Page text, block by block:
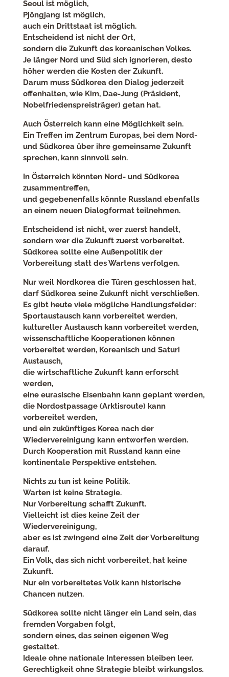
Seoul ist möglich,
Pjöngjang ist möglich,
auch ein Drittstaat ist möglich.
Entscheidend ist nicht der Ort,
sondern die Zukunft des koreanischen Volkes.
Je länger Nord und Süd sich ignorieren, desto
höher werden die Kosten der Zukunft.
Darum muss Südkorea den Dialog jederzeit
offenhalten, wie Kim, Dae-Jung (Präsident,
Nobelfriedenspreisträger) getan hat.
Auch Österreich kann eine Möglichkeit sein.
Ein Treffen im Zentrum Europas, bei dem Nord-
und Südkorea über ihre gemeinsame Zukunft
sprechen, kann sinnvoll sein.
In Österreich könnten Nord- und Südkorea
zusammentreffen,
und gegebenenfalls könnte Russland ebenfalls
an einem neuen Dialogformat teilnehmen.
Entscheidend ist nicht, wer zuerst handelt,
sondern wer die Zukunft zuerst vorbereitet.
Südkorea sollte eine Außenpolitik der
Vorbereitung statt des Wartens verfolgen.
Nur weil Nordkorea die Türen geschlossen hat,
darf Südkorea seine Zukunft nicht verschließen.
Es gibt heute viele mögliche Handlungsfelder:
Sportaustausch kann vorbereitet werden,
kultureller Austausch kann vorbereitet werden,
wissenschaftliche Kooperationen können
vorbereitet werden, Koreanisch und Saturi
Austausch,
die wirtschaftliche Zukunft kann erforscht
werden,
eine eurasische Eisenbahn kann geplant werden,
die Nordostpassage (Arktisroute) kann
vorbereitet werden,
und ein zukünftiges Korea nach der
Wiedervereinigung kann entworfen werden.
Durch Kooperation mit Russland kann eine
kontinentale Perspektive entstehen.
Nichts zu tun ist keine Politik.
Warten ist keine Strategie.
Nur Vorbereitung schafft Zukunft.
Vielleicht ist dies keine Zeit der
Wiedervereinigung,
aber es ist zwingend eine Zeit der Vorbereitung
darauf.
Ein Volk, das sich nicht vorbereitet, hat keine
Zukunft.
Nur ein vorbereitetes Volk kann historische
Chancen nutzen.
Südkorea sollte nicht länger ein Land sein, das
fremden Vorgaben folgt,
sondern eines, das seinen eigenen Weg
gestaltet.
Ideale ohne nationale Interessen bleiben leer.
Gerechtigkeit ohne Strategie bleibt wirkungslos.